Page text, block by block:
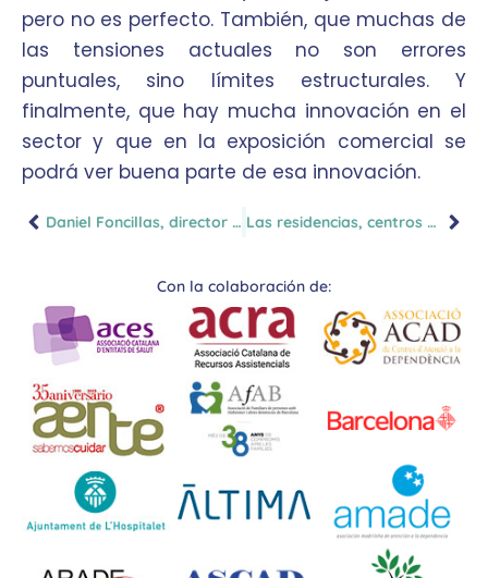
pero no es perfecto. También, que muchas de
las tensiones actuales no son errores
puntuales, sino límites estructurales. Y
finalmente, que hay mucha innovación en el
sector y que en la exposición comercial se
podrá ver buena parte de esa innovación.
Daniel Foncillas, director de CUIDA 2026 Las residencias, centros de día y SAD, en el núcleo del debate en CUIDA
Con la colaboración de: